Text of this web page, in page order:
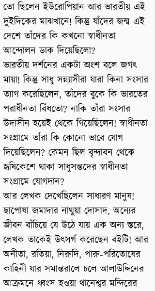
তো ছিলেন ইউরোপিয়ান আর ভারতীয় এই
দুইদিকের মাঝখানে! কিন্তু যাঁদের জন্ম এই
দেশে তাঁদের কি কখনো স্বাধীনতা
আন্দোলন ডাক দিয়েছিলো?
ভারতীয় দর্শনের একটা অংশ বলে জগৎ
মায়া! কিন্তু সাধু সন্ন্যাসীরা যারা কিনা সংসার
ত্যাগ করেছিলেন, তাঁদের বুকে কি ভারতের
পরাধীনতা বিঁধতো? নাকি তাঁরা সংসার
উদাসীন হয়েই থেকে গিয়েছিলেন! স্বাধীনতা
সংগ্রামে তাঁরা কি কোনো ভাবে যোগ
দিয়েছিলেন? কেমন ছিল বৃন্দাবন থেকে
হৃষিকেশে থাকা সাধুসন্তদের স্বাধীনতা
সংগ্রামে যোগদান?
আর লেখক দেখেছিলেন সাধারণ মানুষ!
ছাপোষা জমাদার নাথুয়া দোসাদ, অন্যের
জীবন বাঁচিয়ে যে উঠে যায় এক অন্য স্তরে,
লেখক তাকেই উৎসর্গ করেছেন বইটি! আর
অনীতা, রতিয়া, নিরুদি, পারু-পরিতোষের
কাহিনী যার সমান্তরালে চলে আলাউদ্দিনের
আক্রমনে ধ্বংস হওয়া থানেশ্বর মন্দিরের